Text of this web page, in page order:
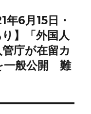
6月15日・
】「外国人
庁が在留カ
一般公開 難